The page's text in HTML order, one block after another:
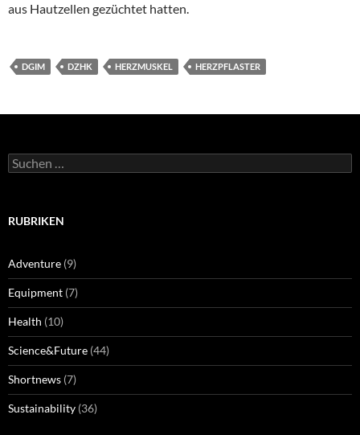
aus Hautzellen gezüchtet hatten.
DGIM DZHK HERZMUSKEL HERZPFLASTER
Suchen
nach:
RUBRIKEN
Adventure (9)
Equipment (7)
Health (10)
Science&Future (44)
Shortnews (7)
Sustainability (36)